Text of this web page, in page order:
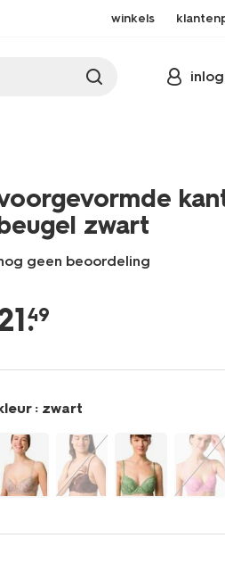
winkels
zwart
geen beoordeling
.
49
: zwart